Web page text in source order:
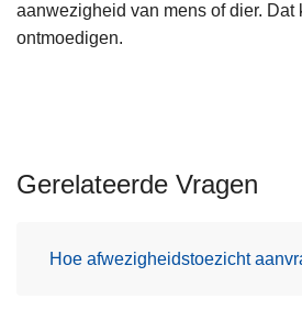
aanwezigheid van mens of dier. Dat
ontmoedigen.
Gerelateerde Vragen
Hoe afwezigheidstoezicht